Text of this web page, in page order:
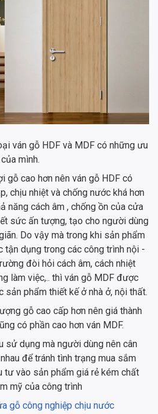
ván gỗ HDF và MDF có những ưu
mình.
gỗ cao hơn nên ván gỗ HDF có
chịu nhiệt và chống nước khá hơn
năng cách âm , chống ồn của cửa
sức ấn tượng, tạo cho người dùng
Do vậy mà trong khi sản phẩm
dụng trong các công trình nội -
đòi hỏi cách âm, cách nhiệt
làm việc,.. thì ván gỗ MDF được
sản phẩm thiết kế ở nhà ở, nội thất.
gỗ cao cấp hơn nên giá thành
có phần cao hơn ván MDF.
sử dụng mà người dùng nên cân
để tránh tình trạng mua sắm
tư vào sản phẩm giá rẻ kém chất
mỹ của công trình
gỗ công nghiệp chịu nước